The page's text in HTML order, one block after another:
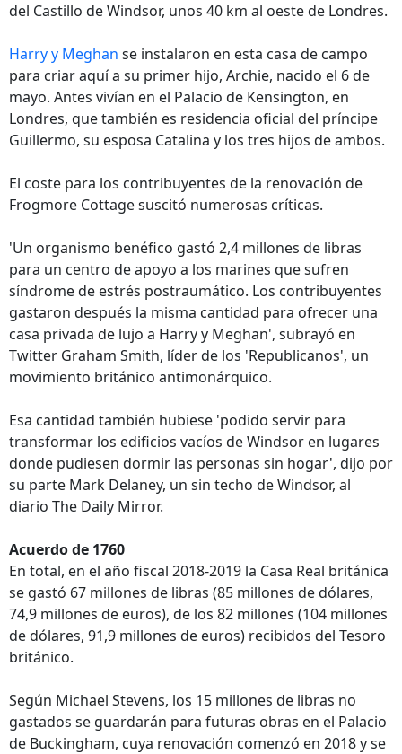
del Castillo de Windsor, unos 40 km al oeste de Londres.
Harry y Meghan se instalaron en esta casa de campo
para criar aquí a su primer hijo, Archie, nacido el 6 de
mayo. Antes vivían en el Palacio de Kensington, en
Londres, que también es residencia oficial del príncipe
Guillermo, su esposa Catalina y los tres hijos de ambos.
El coste para los contribuyentes de la renovación de
Frogmore Cottage suscitó numerosas críticas.
'Un organismo benéfico gastó 2,4 millones de libras
para un centro de apoyo a los marines que sufren
síndrome de estrés postraumático. Los contribuyentes
gastaron después la misma cantidad para ofrecer una
casa privada de lujo a Harry y Meghan', subrayó en
Twitter Graham Smith, líder de los 'Republicanos', un
movimiento británico antimonárquico.
Esa cantidad también hubiese 'podido servir para
transformar los edificios vacíos de Windsor en lugares
donde pudiesen dormir las personas sin hogar', dijo por
su parte Mark Delaney, un sin techo de Windsor, al
diario The Daily Mirror.
Acuerdo de 1760
En total, en el año fiscal 2018-2019 la Casa Real británica
se gastó 67 millones de libras (85 millones de dólares,
74,9 millones de euros), de los 82 millones (104 millones
de dólares, 91,9 millones de euros) recibidos del Tesoro
británico.
Según Michael Stevens, los 15 millones de libras no
gastados se guardarán para futuras obras en el Palacio
de Buckingham, cuya renovación comenzó en 2018 y se